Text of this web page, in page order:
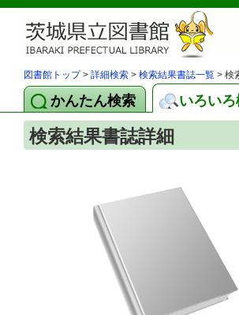
図書館トップ> 詳細検索 > 検索結果書誌一覧 > 検
かんたん検索 いろい
検索結果書誌詳細